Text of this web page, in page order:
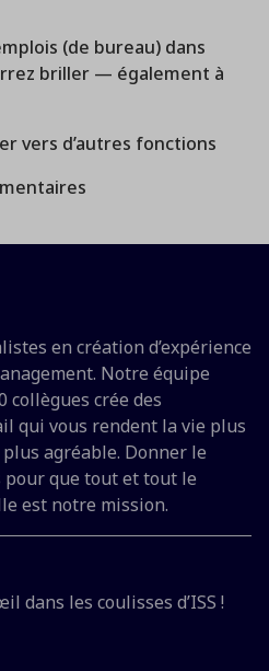
(de bureau) dans
briller — également à
vers d’autres fonctions
en création d’expérience
Notre équipe
collègues crée des
qui vous rendent la vie plus
agréable. Donner le
que tout et tout le
est notre mission.
dans les coulisses d’ISS !